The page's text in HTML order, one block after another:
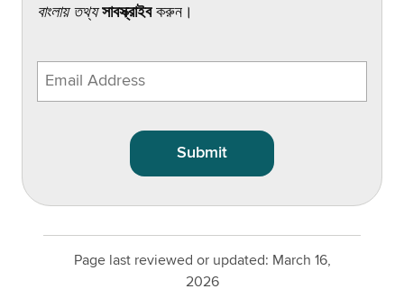
বাংলায় তথ্য সাবস্ক্রাইবকরুন।
Enter
email
address
Page last reviewed or updated: March 16,
2026